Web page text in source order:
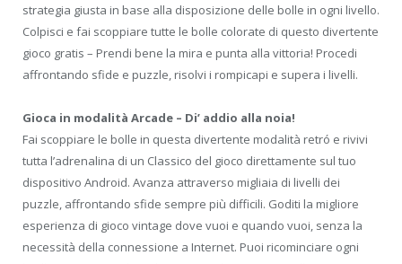
strategia giusta in base alla disposizione delle bolle in ogni livello.
Colpisci e fai scoppiare tutte le bolle colorate di questo divertente
gioco gratis – Prendi bene la mira e punta alla vittoria! Procedi
affrontando sfide e puzzle, risolvi i rompicapi e supera i livelli.
Gioca in modalità Arcade – Di’ addio alla noia!
Fai scoppiare le bolle in questa divertente modalità retró e rivivi
tutta l’adrenalina di un Classico del gioco direttamente sul tuo
dispositivo Android. Avanza attraverso migliaia di livelli dei
puzzle, affrontando sfide sempre più difficili. Goditi la migliore
esperienza di gioco vintage dove vuoi e quando vuoi, senza la
necessità della connessione a Internet. Puoi ricominciare ogni